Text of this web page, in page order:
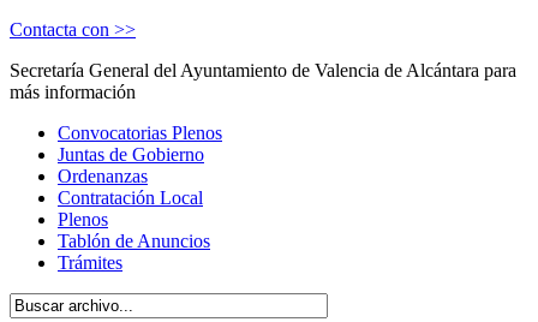
Contacta con >>
Secretaría General del Ayuntamiento de Valencia de Alcántara para
más información
Convocatorias Plenos
Juntas de Gobierno
Ordenanzas
Contratación Local
Plenos
Tablón de Anuncios
Trámites